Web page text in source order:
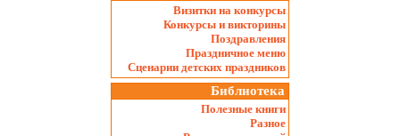
Визитки на конкурсы
Конкурсы и викторины
Поздравления
Праздничное меню
Сценарии детских праздников
Библиотека
Полезные книги
Разное